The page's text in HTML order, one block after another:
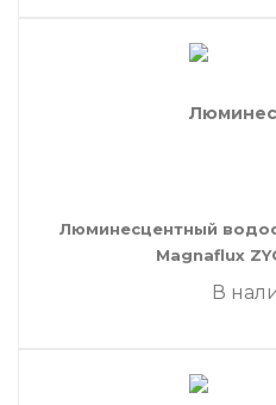
Люминесцентный
Magnaflux
В